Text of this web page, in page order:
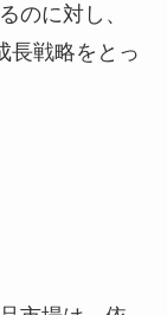
のに対し、
長戦略をとっ